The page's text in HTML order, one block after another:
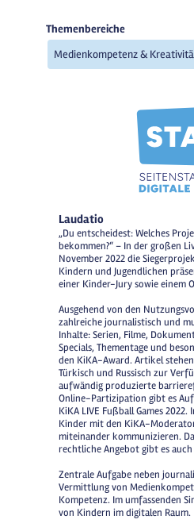
Themenbereiche
Medienkompetenz &
Laudatio
„Du entscheidest: Welches
bekommen?“ – In der großen
November 2022 die
Kindern und Jugendlichen
einer Kinder-Jury sowie einem
Ausgehend von den
zahlreiche journalistisch und
Inhalte: Serien, Filme,
Specials, Thementage und
den KiKA-Award. Artikel
Türkisch und Russisch zur
aufwändig produzierte
Online-Partizipation gibt es
KiKA LIVE Fußball Games
Kinder mit den KiKA-
miteinander kommunizieren.
rechtliche Angebot gibt es auch
Zentrale Aufgabe neben
Vermittlung von
Kompetenz. Im umfassenden
von Kindern im digitalen Raum.